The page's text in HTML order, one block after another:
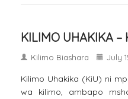
KILIMO UHAKIKA
Kilimo Biashara July
Kilimo Uhakika (KiU) ni
wa kilimo, ambapo